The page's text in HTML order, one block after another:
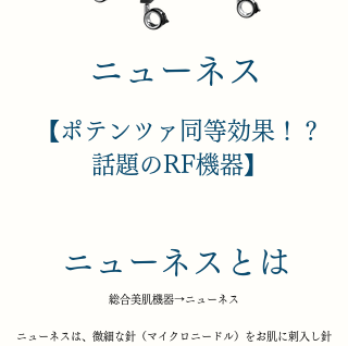
​【ポテンツァ同等効果！？
話題のRF機器】
​ニューネス
​ニューネスとは
​総合美肌機器→ニューネス
ニューネスは、微細な針（マイクロニードル）をお肌に刺入し針